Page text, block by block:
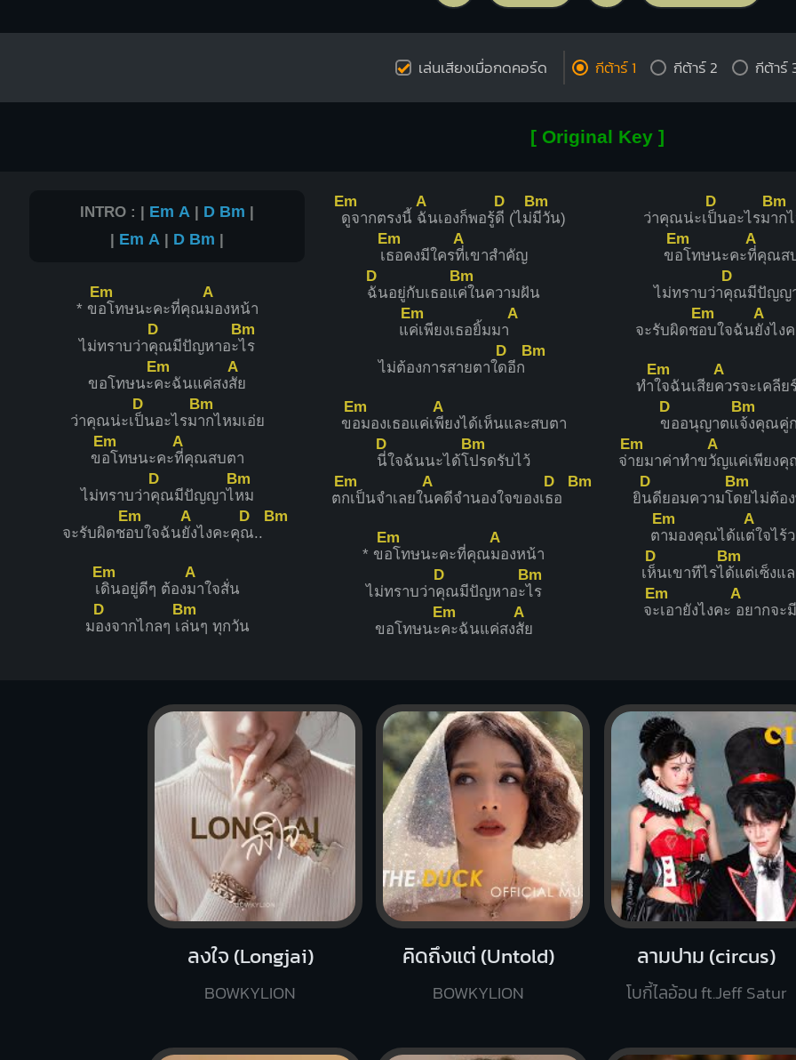
เล่นเสียงเมื่อกดคอร์ด กีต้าร์ 1 กีต้าร์ 2 กีต้าร์
[ Original Key ]
INTRO : | Em A | D Bm |
| Em A | D Bm |
* ข
Em
อโทษนะคะที่คุณ
A
มองหน้า
ไม่ทราบว่า
D
คุณมีปัญหาอะ
Bm
ไร
ขอโทษนะ
Em
คะฉันแค่สง
A
สัย
ว่าคุณน่ะเ
D
ป็นอะไรม
Bm
ากไหมเอ่ย
ข
Em
อโทษนะคะ
A
ที่คุณสบตา
ไม่ทราบว่า
D
คุณมีปัญญาไ
Bm
หม
จะรับผิดช
Em
อบใจฉัน
A
ยังไงคะคุ
D
ณ..
Bm
เ
Em
ดินอยู่ดีๆ ต้อง
A
มาใจสั่น
ม
D
องจากไกลๆ เ
Bm
ล่นๆ ทุกวัน
Em
ดูจากตรงนี้
A
ฉันเองก็พอรู้
D
ดี (ไม่
Bm
มีวัน)
เ
Em
ธอคงมีใคร
A
ที่เขาสำคัญ
D
ฉันอยู่กับเธอแ
Bm
ค่ในความฝัน
แ
Em
ค่เพียงเธอยิ้มมา
A
ไม่ต้องการสายตาใ
D
ดอีก
Bm
ข
Em
อมองเธอแค่เ
A
พียงได้เห็นและสบตา
D
นี่ใจฉันนะได้โ
Bm
ปรดรับไว้
ต
Em
กเป็นจำเลยใ
A
นคดีจำนองใจของเ
D
ธอ
Bm
* ข
Em
อโทษนะคะที่คุณ
A
มองหน้า
ไม่ทราบว่า
D
คุณมีปัญหาอะ
Bm
ไร
ขอโทษนะ
Em
คะฉันแค่สง
A
สัย
ว่าคุณน่ะเ
D
ป็นอะไรม
Bm
าก
ข
Em
อโทษนะคะ
A
ที่คุณส
ไม่ทราบว่า
D
คุณมีปัญญ
จะรับผิดช
Em
อบใจฉัน
A
ยังไง
ทำ
Em
ใจฉันเสีย
A
ควรจะเคลีย
D
ขออนุญาตแ
Bm
จ้งคุณคู่
จ่
Em
ายมาค่าทำข
A
วัญแค่เพียง
ยิ
D
นดียอมความโ
Bm
ดยไม่ต้อ
ต
Em
ามองคุณได้แ
A
ต่ใจไร้
เ
D
ห็นเขาทีไรไ
Bm
ด้แต่เซ็งแ
จ
Em
ะเอายังไงคะ
A
อยากจะ
ลงใจ (Longjai)
BOWKYLION
คิดถึงแต่ (Untold)
BOWKYLION
ลามปาม (circus)
โบกี้ไลอ้อน ft.Jeff Satur